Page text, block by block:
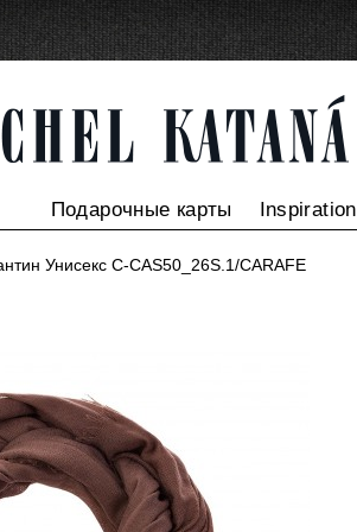
Подарочные карты Inspiration
Унисекс C-CAS50_26S.1/CARAFE